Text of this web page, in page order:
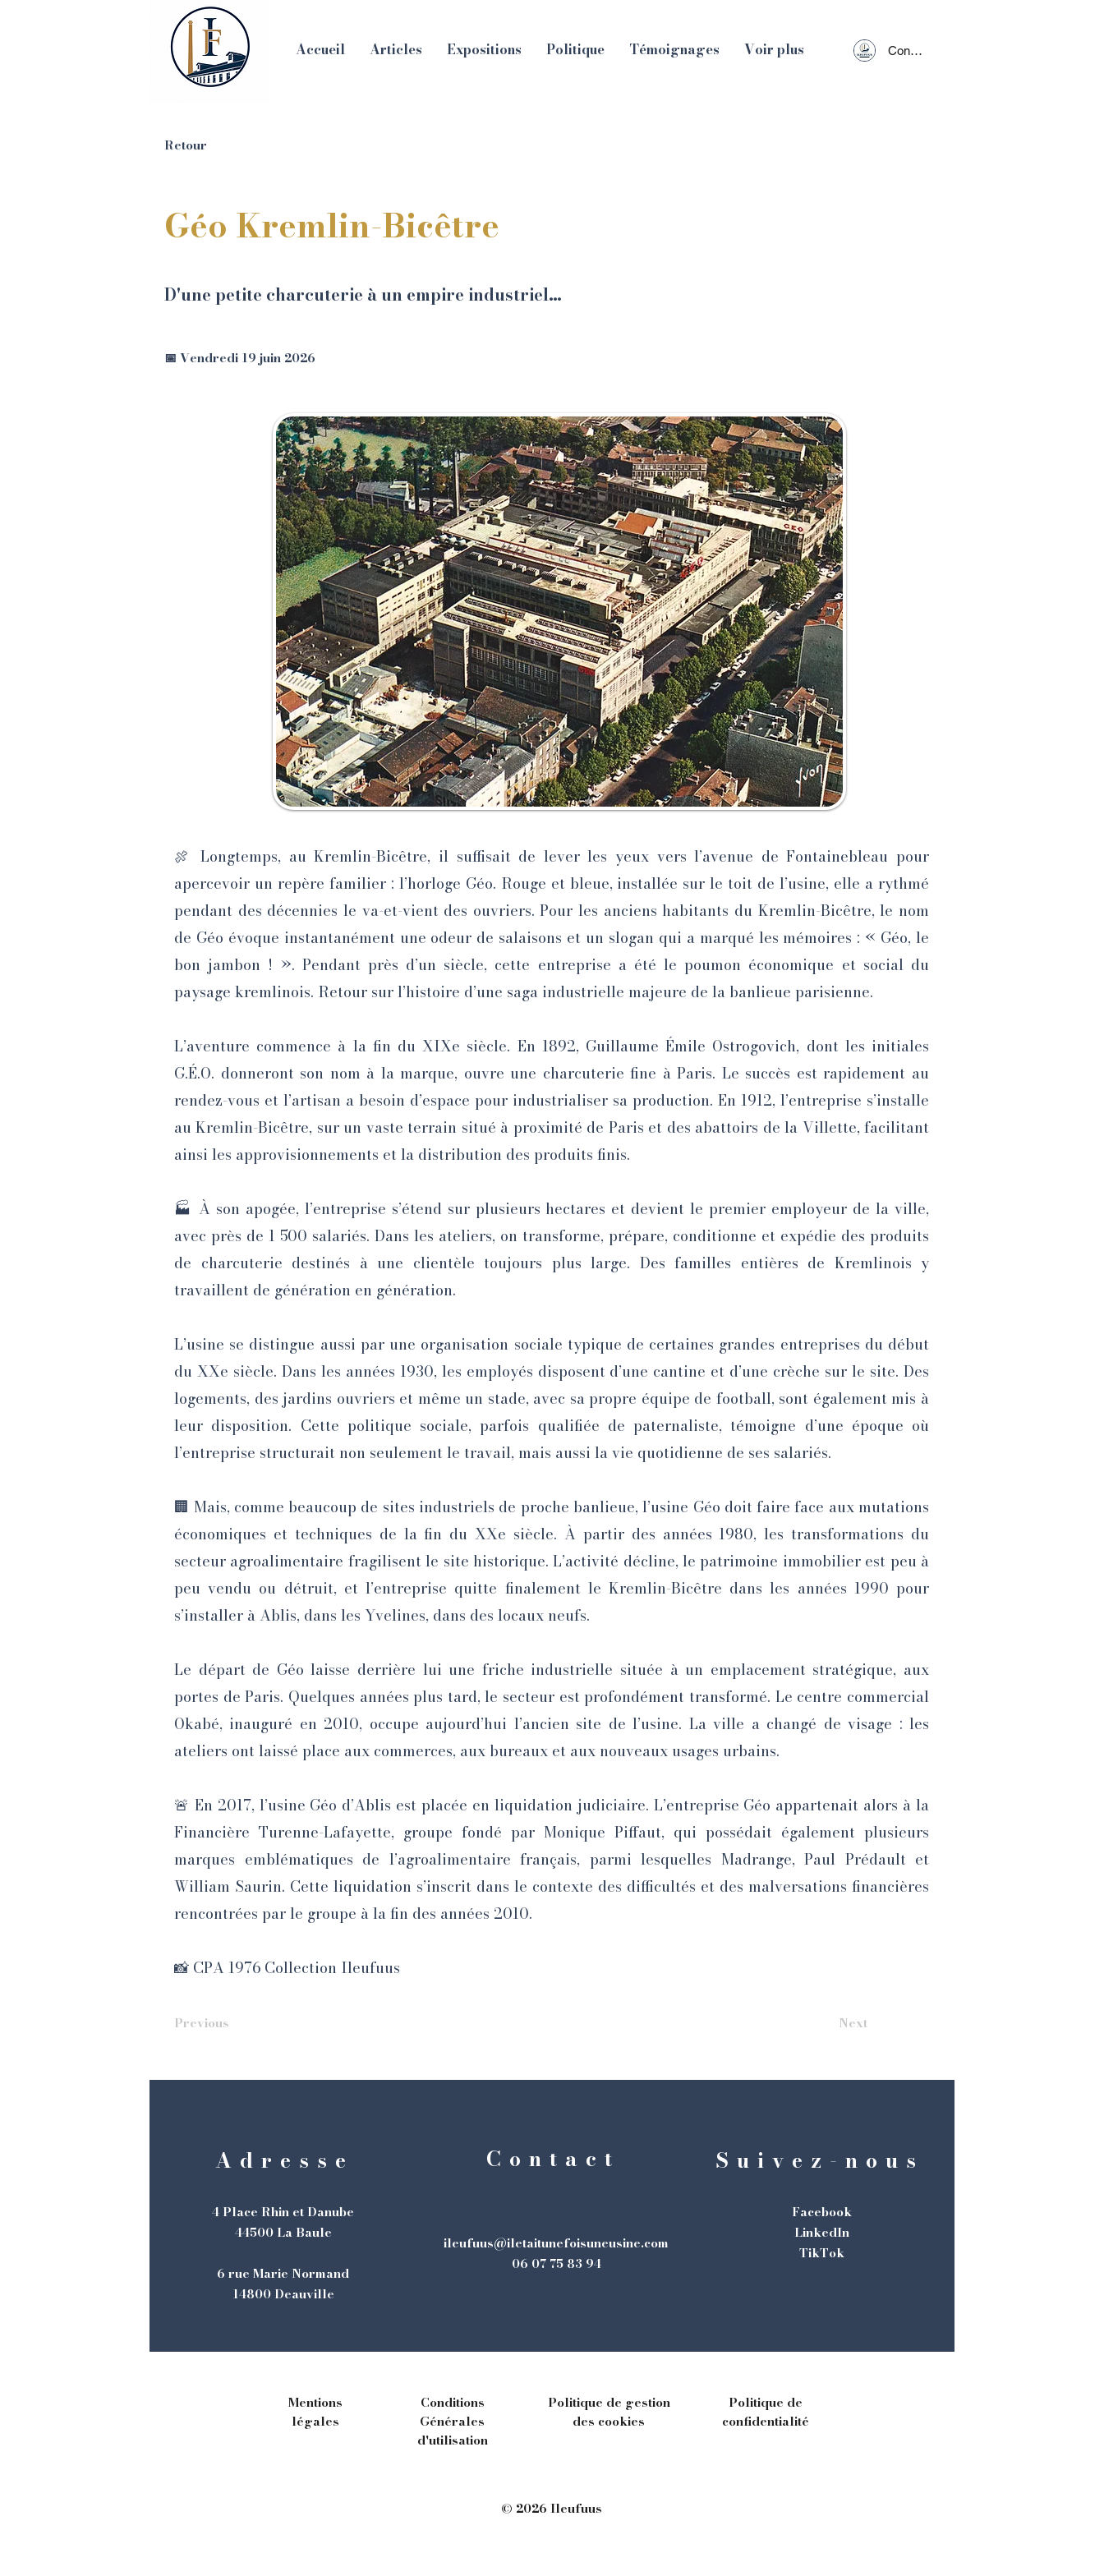
Accueil Articles Expositions Politique Témoignages Voir plus Connexion
Retour
Géo Kremlin-Bicêtre
D'une petite charcuterie à un empire industriel…
📅 Vendredi 19 juin 2026
🍖 Longtemps, au Kremlin-Bicêtre, il suffisait de lever les yeux vers l’avenue de Fontainebleau pour
apercevoir un repère familier : l’horloge Géo. Rouge et bleue, installée sur le toit de l’usine, elle a rythmé
pendant des décennies le va-et-vient des ouvriers. Pour les anciens habitants du Kremlin-Bicêtre, le nom
de Géo évoque instantanément une odeur de salaisons et un slogan qui a marqué les mémoires : « Géo, le
bon jambon ! ». Pendant près d’un siècle, cette entreprise a été le poumon économique et social du
paysage kremlinois. Retour sur l’histoire d’une saga industrielle majeure de la banlieue parisienne.
L’aventure commence à la fin du XIXe siècle. En 1892, Guillaume Émile Ostrogovich, dont les initiales
G.É.O. donneront son nom à la marque, ouvre une charcuterie fine à Paris. Le succès est rapidement au
rendez-vous et l’artisan a besoin d’espace pour industrialiser sa production. En 1912, l’entreprise s’installe
au Kremlin-Bicêtre, sur un vaste terrain situé à proximité de Paris et des abattoirs de la Villette, facilitant
ainsi les approvisionnements et la distribution des produits finis.
🏭 À son apogée, l’entreprise s’étend sur plusieurs hectares et devient le premier employeur de la ville,
avec près de 1 500 salariés. Dans les ateliers, on transforme, prépare, conditionne et expédie des produits
de charcuterie destinés à une clientèle toujours plus large. Des familles entières de Kremlinois y
travaillent de génération en génération.
L’usine se distingue aussi par une organisation sociale typique de certaines grandes entreprises du début
du XXe siècle. Dans les années 1930, les employés disposent d’une cantine et d’une crèche sur le site. Des
logements, des jardins ouvriers et même un stade, avec sa propre équipe de football, sont également mis à
leur disposition. Cette politique sociale, parfois qualifiée de paternaliste, témoigne d’une époque où
l’entreprise structurait non seulement le travail, mais aussi la vie quotidienne de ses salariés.
🏢 Mais, comme beaucoup de sites industriels de proche banlieue, l’usine Géo doit faire face aux mutations
économiques et techniques de la fin du XXe siècle. À partir des années 1980, les transformations du
secteur agroalimentaire fragilisent le site historique. L’activité décline, le patrimoine immobilier est peu à
peu vendu ou détruit, et l’entreprise quitte finalement le Kremlin-Bicêtre dans les années 1990 pour
s’installer à Ablis, dans les Yvelines, dans des locaux neufs.
Le départ de Géo laisse derrière lui une friche industrielle située à un emplacement stratégique, aux
portes de Paris. Quelques années plus tard, le secteur est profondément transformé. Le centre commercial
Okabé, inauguré en 2010, occupe aujourd’hui l’ancien site de l’usine. La ville a changé de visage : les
ateliers ont laissé place aux commerces, aux bureaux et aux nouveaux usages urbains.
🚨 En 2017, l’usine Géo d’Ablis est placée en liquidation judiciaire. L’entreprise Géo appartenait alors à la
Financière Turenne-Lafayette, groupe fondé par Monique Piffaut, qui possédait également plusieurs
marques emblématiques de l’agroalimentaire français, parmi lesquelles Madrange, Paul Prédault et
William Saurin. Cette liquidation s’inscrit dans le contexte des difficultés et des malversations financières
rencontrées par le groupe à la fin des années 2010.
📸 CPA 1976 Collection Ileufuus
Previous Next
Adresse
4 Place Rhin et Danube
44500 La Baule
6 rue Marie Normand
14800 Deauville
Contact
ileufuus@iletaitunefoisuneusine.com
06 07 75 83 94
Suivez-nous
Facebook
LinkedIn
TikTok
Mentions
légales
Conditions
Générales
d'utilisation
Politique de gestion
des cookies
Politique de
confidentialité
© 2026 Ileufuus